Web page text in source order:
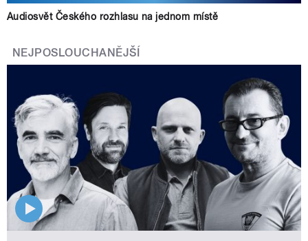
Audiosvět Českého rozhlasu na jednom místě
NEJPOSLOUCHANĚJŠÍ